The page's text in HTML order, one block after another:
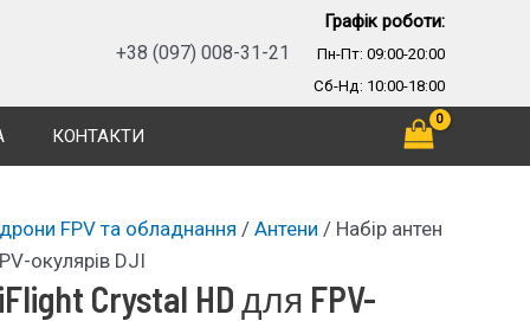
+38 (097) 008-31-21
Графік роботи:
Пн-Пт: 09:00-20:00
Сб-Нд: 10:00-18:00
КОНТАКТИ
FPV та обладнання / Антени / Набір антен
окулярів DJI
Crystal HD для FPV-